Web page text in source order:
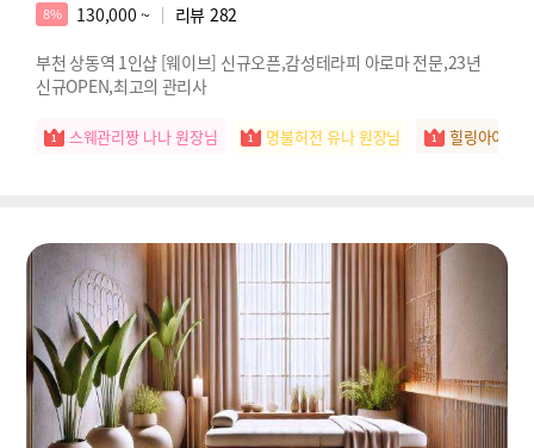
8% 130,000 ~ 리뷰 282
부천 상동역 1인샵 [웨이브] 신규오픈,감성테라피 아로마 전문,23년
신규OPEN,최고의 관리사
스웨관리짱 나나 원장님 명불허전 유나 원장님 힐링아이콘